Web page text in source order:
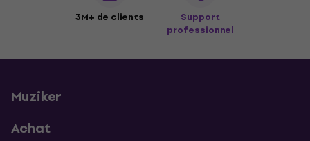
3M+ de clients
Support
professionnel
Muziker
Achat